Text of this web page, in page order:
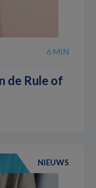
6 MIN
de Rule of
NIEUWS